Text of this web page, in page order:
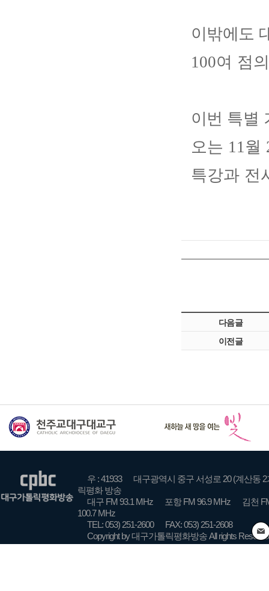
이밖에도
100여 점
이번 특별
오는 11월
특강과 전
다음글
이전글
우 : 41933
대구광역시 중구 서성로 20 (계산동 2
릭평화 방송
대구 FM 93.1 MHz
포항 FM 96.9 MHz
김천
100.7 MHz
TEL: 053) 251-2600
FAX: 053) 251-2608
Copyright by 대구가톨릭평화방송 All rights